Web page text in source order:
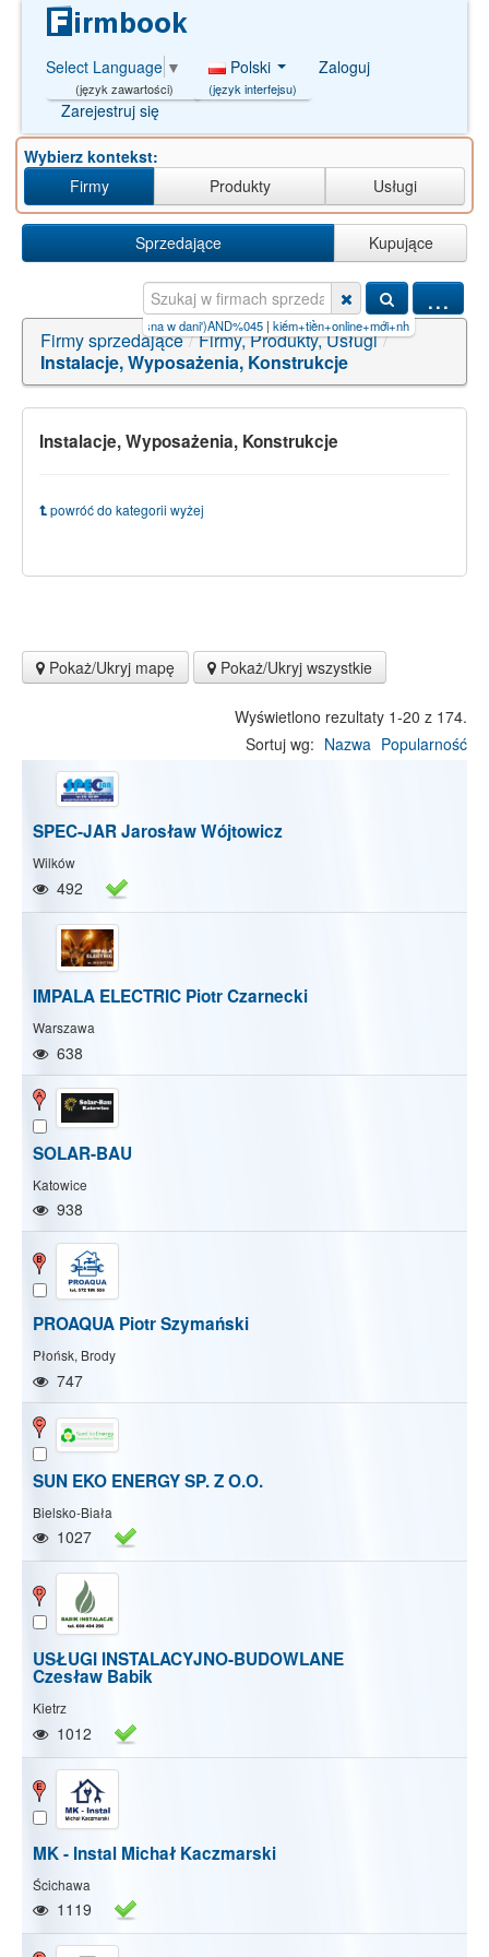
Select Language ▼
(język zawartości)
Polski
(język interfejsu)
Zaloguj
Zarejestruj się
Wybierz kontekst:
Firmy
Produkty Usługi
Sprzedające Kupujące
...
|zakÅ‚ady miÄ™sna w dani')AND%045|kiếm+tiền+online+mới+nhất【8888.F nauka
Firmy sprzedające / Firmy, Produkty, Usługi /
Instalacje, Wyposażenia, Konstrukcje
Instalacje, Wyposażenia, Konstrukcje
powróć do kategorii wyżej
Pokaż/Ukryj mapę Pokaż/Ukryj wszystkie
Pokaż/Ukryj mapę
Wyświetlono rezultaty 1-20 z 174.
Sortuj wg: Nazwa Popularność
SPEC-JAR Jarosław Wójtowicz
Wilków
492
IMPALA ELECTRIC Piotr Czarnecki
Warszawa
638
SOLAR-BAU
Katowice
938
PROAQUA Piotr Szymański
Płońsk, Brody
747
SUN EKO ENERGY SP. Z O.O.
Bielsko-Biała
1027
USŁUGI INSTALACYJNO-BUDOWLANE
Czesław Babik
Kietrz
1012
MK - Instal Michał Kaczmarski
Ścichawa
1119